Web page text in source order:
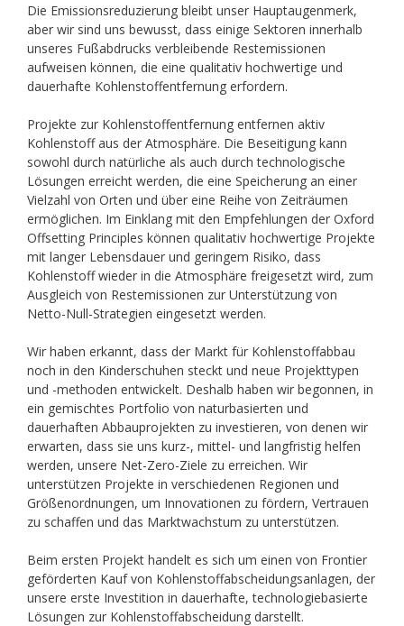
Die Emissionsreduzierung bleibt unser Hauptaugenmerk,
aber wir sind uns bewusst, dass einige Sektoren innerhalb
unseres Fußabdrucks verbleibende Restemissionen
aufweisen können, die eine qualitativ hochwertige und
dauerhafte Kohlenstoffentfernung erfordern.
Projekte zur Kohlenstoffentfernung entfernen aktiv
Kohlenstoff aus der Atmosphäre. Die Beseitigung kann
sowohl durch natürliche als auch durch technologische
Lösungen erreicht werden, die eine Speicherung an einer
Vielzahl von Orten und über eine Reihe von Zeiträumen
ermöglichen. Im Einklang mit den Empfehlungen der Oxford
Offsetting Principles können qualitativ hochwertige Projekte
mit langer Lebensdauer und geringem Risiko, dass
Kohlenstoff wieder in die Atmosphäre freigesetzt wird, zum
Ausgleich von Restemissionen zur Unterstützung von
Netto-Null-Strategien eingesetzt werden.
Wir haben erkannt, dass der Markt für Kohlenstoffabbau
noch in den Kinderschuhen steckt und neue Projekttypen
und -methoden entwickelt. Deshalb haben wir begonnen, in
ein gemischtes Portfolio von naturbasierten und
dauerhaften Abbauprojekten zu investieren, von denen wir
erwarten, dass sie uns kurz-, mittel- und langfristig helfen
werden, unsere Net-Zero-Ziele zu erreichen. Wir
unterstützen Projekte in verschiedenen Regionen und
Größenordnungen, um Innovationen zu fördern, Vertrauen
zu schaffen und das Marktwachstum zu unterstützen.
Beim ersten Projekt handelt es sich um einen von Frontier
geförderten Kauf von Kohlenstoffabscheidungsanlagen, der
unsere erste Investition in dauerhafte, technologiebasierte
Lösungen zur Kohlenstoffabscheidung darstellt.